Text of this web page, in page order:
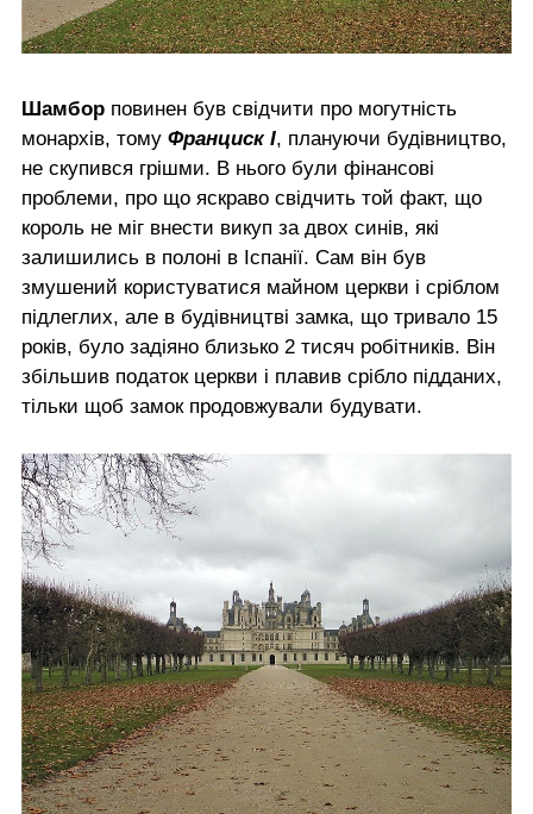
Шамбор повинен був свідчити про могутність
монархів, тому Франциск І, плануючи будівництво,
не скупився грішми. В нього були фінансові
проблеми, про що яскраво свідчить той факт, що
король не міг внести викуп за двох синів, які
залишились в полоні в Іспанії. Сам він був
змушений користуватися майном церкви і сріблом
підлеглих, але в будівництві замка, що тривало 15
років, було задіяно близько 2 тисяч робітників. Він
збільшив податок церкви і плавив срібло підданих,
тільки щоб замок продовжували будувати.